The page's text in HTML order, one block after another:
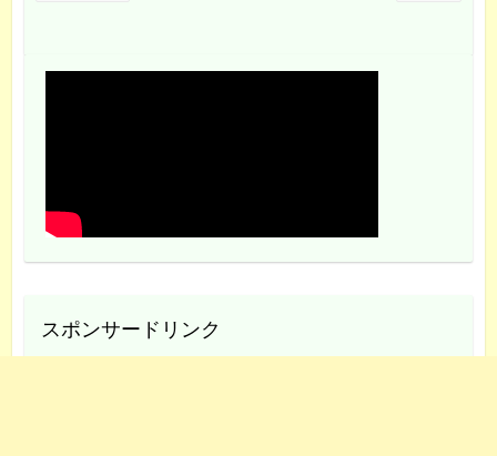
スポンサードリンク